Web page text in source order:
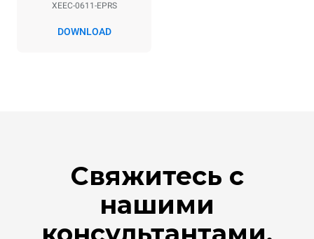
XEEC-0611-EPRS
DOWNLOAD
Свяжитесь с
нашими